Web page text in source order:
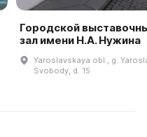
Городской
зал имени Н.А. Нужина
Yaroslavskaya obl., g.
Svobody, d. 15